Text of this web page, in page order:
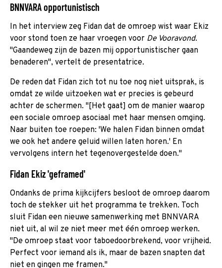
BNNVARA opportunistisch
In het interview zeg Fidan dat de omroep wist waar Ekiz
voor stond toen ze haar vroegen voor De Vooravond.
"Gaandeweg zijn de bazen mij opportunistischer gaan
benaderen", vertelt de presentatrice.
De reden dat Fidan zich tot nu toe nog niet uitsprak, is
omdat ze wilde uitzoeken wat er precies is gebeurd
achter de schermen. "[Het gaat] om de manier waarop
een sociale omroep asociaal met haar mensen omging.
Naar buiten toe roepen: 'We halen Fidan binnen omdat
we ook het andere geluid willen laten horen.' En
vervolgens intern het tegenovergestelde doen."
Fidan Ekiz 'geframed'
Ondanks de prima kijkcijfers besloot de omroep daarom
toch de stekker uit het programma te trekken. Toch
sluit Fidan een nieuwe samenwerking met BNNVARA
niet uit, al wil ze niet meer met één omroep werken.
"De omroep staat voor taboedoorbrekend, voor vrijheid.
Perfect voor iemand als ik, maar de bazen snapten dat
niet en gingen me framen."